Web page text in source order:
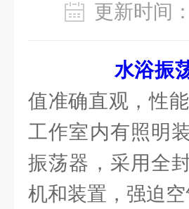
更新时
水浴振
值准确直观，性
工作室内有照明
振荡器，采用全
机和装置，强迫